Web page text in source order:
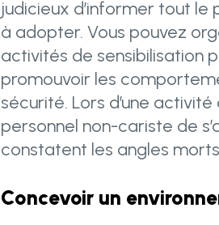
judicieux d’informer tout
à adopter. Vous pouvez
activités de sensibilisation
promouvoir les
sécurité. Lors d’une
personnel non-cariste de
constatent les angles
Concevoir un